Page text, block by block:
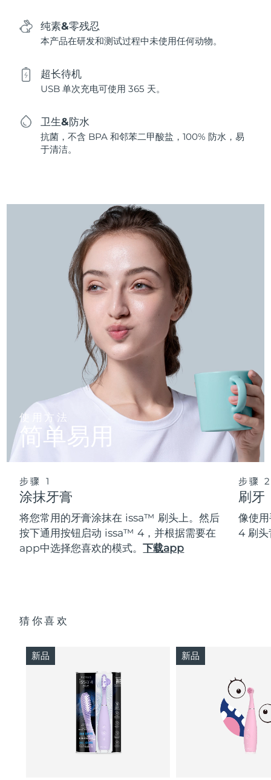
纯素&零残忍
本产品在研发和测试过程中未使用任何动物。
超长待机
USB 单次充电可使用 365 天。
卫生&防水
抗菌，不含 BPA 和邻苯二甲酸盐，100% 防水，易
于清洁。
使用方法
简单易用
步骤 1
涂抹牙膏
将您常用的牙膏涂抹在 issa™ 刷头上。然后
按下通用按钮启动 issa™ 4，并根据需要在
app中选择您喜欢的模式。下载app
步骤
刷牙
像使
4 刷头
猜你喜欢
新品 新品